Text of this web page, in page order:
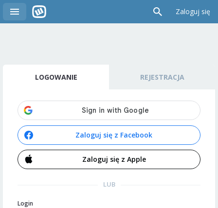
Zaloguj się
LOGOWANIE REJESTRACJA
Zaloguj się z Facebook
Zaloguj się z Apple
LUB
Login